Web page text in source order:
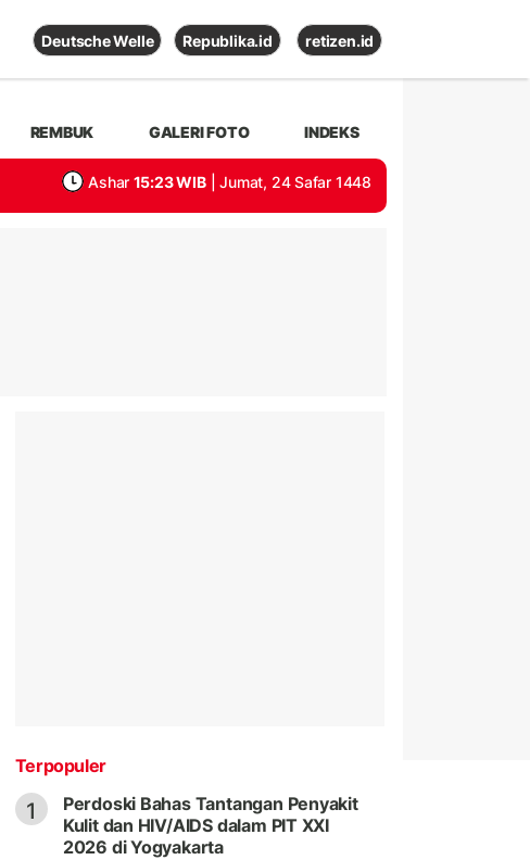
Deutsche Welle Republika.id retizen.id
REMBUK GALERI FOTO INDEKS
Ashar 15:23 WIB | Jumat, 24 Safar 1448
Terpopuler
1
Perdoski Bahas Tantangan Penyakit
Kulit dan HIV/AIDS dalam PIT XXI
2026 di Yogyakarta